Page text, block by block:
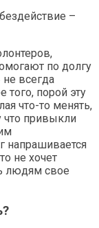
по долгу
всегда
того, порой эту
что-то менять,
что привыкли
напрашивается
не хочет
людям свое